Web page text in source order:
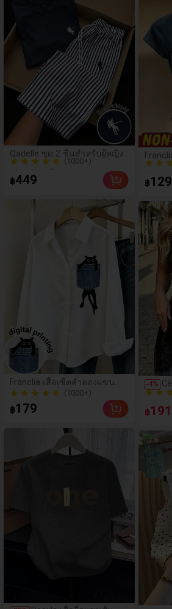
Qadelle ชุด 2 ชิ้นสำหรับผู้หญิง
ฤดูร้อนแบบสบายๆ สำหรับใส่ทุก
วัน, กางเกงขายาวลายทาง
สีน้ำเงินเข้มและสีขาว, เสื้อยืด
(1000+)
100+ ขายแล้ว
100+ ขายแล้ว
฿449
Franclia เสื้อเชิ้ตลำลองแขน
ยาวกระดุมเดี่ยวลายการ์ตูนแมว
สำหรับผู้หญิง
(1000+)
฿179
(100+)
อเนกป
วัน
200+
200+ ข
฿129
-4%
ป
ลู
50+ ขา
50+ ขา
฿191